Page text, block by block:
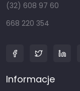
(32) 608 97 60
668 220 354
Informacje